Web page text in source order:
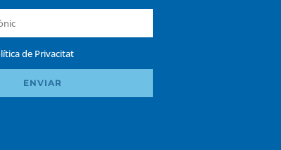
de Privacitat
ENVIAR